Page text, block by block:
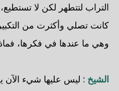
التراب لتتطهر لكن لا
كانت تصلي وأكثرت من
وهي ما عندها في فكرها،
الشيخ : ليس عليها شيء الآن